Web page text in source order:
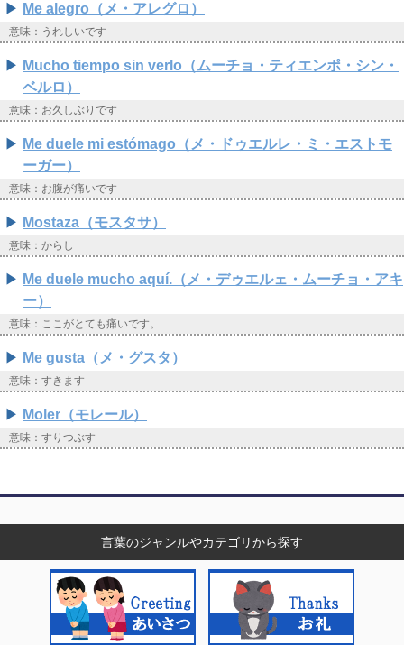
Me alegro（メ・アレグロ）
意味：うれしいです
Mucho tiempo sin verlo（ムーチョ・ティエンポ・シン・
ベルロ）
意味：お久しぶりです
Me duele mi estómago（メ・ドゥエルレ・ミ・エストモ
ーガー）
意味：お腹が痛いです
Mostaza（モスタサ）
意味：からし
Me duele mucho aquí.（メ・デゥエルェ・ムーチョ・アキ
ー）
意味：ここがとても痛いです。
Me gusta（メ・グスタ）
意味：すきます
Moler（モレール）
意味：すりつぶす
言葉のジャンルやカテゴリから探す